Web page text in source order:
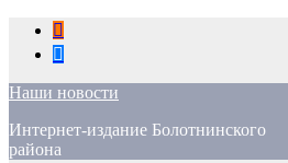
Перейти
содержимому
Наши новости
Интернет-издание Болотнинского
района